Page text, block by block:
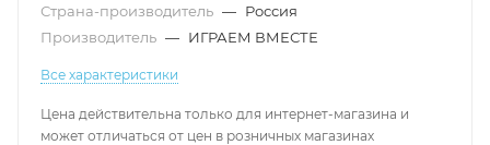
Страна-производитель — Россия
Производитель — ИГРАЕМ ВМЕСТЕ
Все характеристики
Цена действительна только для интернет-магазина и
может отличаться от цен в розничных магазинах